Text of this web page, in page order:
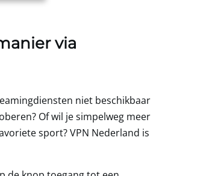
via
niet beschikbaar
Of wil je simpelweg meer
sport?VPN Nederland is